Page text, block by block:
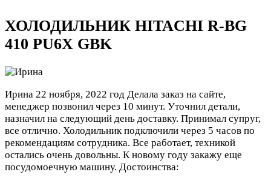
ХОЛОДИЛЬНИК HITACHI R-BG
410 PU6X GBK
Ирина 22 ноября, 2022 год Делала заказ на сайте,
менеджер позвонил через 10 минут. Уточнил детали,
назначил на следующий день доставку. Принимал супруг,
все отлично. Холодильник подключили через 5 часов по
рекомендациям сотрудника. Все работает, техникой
остались очень довольны. К новому году закажу еще
посудомоечную машину. Достоинства: